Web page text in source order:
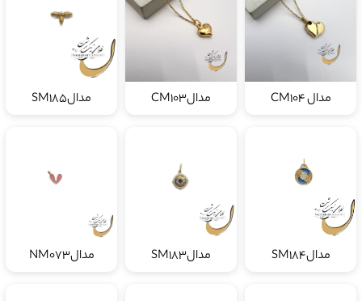
مدال CM104 مدالCM103 مدالSM185
مدالSM184 مدالSM183 مدالNM073